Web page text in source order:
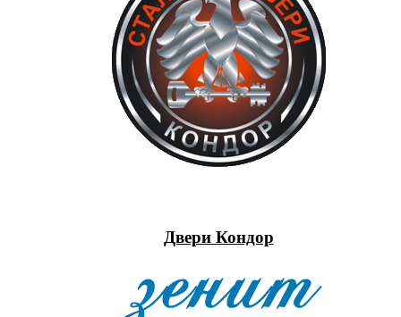
Двери Кондор